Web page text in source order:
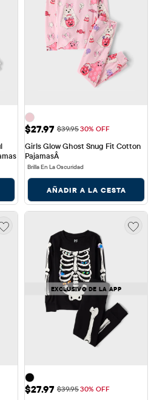
Precio de venta: $27.97
$27.97 Precio original: $39.95
$39.9530% OFF
Girls Glow Ghost Snug Fit Cotton
PajamasÂ
Brilla En La Oscuridad
AÑADIR A LA CESTA
EXCLUSIVO DE LA APP
Precio de venta: $27.97
$27.97 Precio original: $39.95
$39.9530% OFF